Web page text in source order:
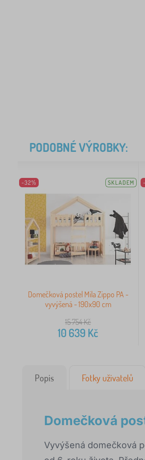
PODOBNÉ VÝROBKY:
-32% SKLADEM
Domečková postel Mila Zippo PA -
vyvýšená - 190x90 cm
15 754Kč
10 639 Kč
Popis Fotky uživatelů
Domečková
Vyvýšená domečková